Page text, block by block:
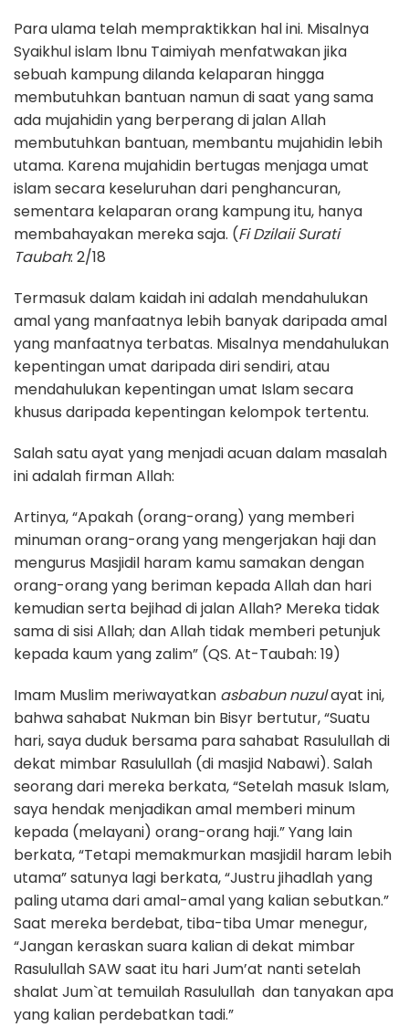
Para ulama telah mempraktikkan hal ini. Misalnya
Syaikhul islam lbnu Taimiyah menfatwakan jika
sebuah kampung dilanda kelaparan hingga
membutuhkan bantuan namun di saat yang sama
ada mujahidin yang berperang di jalan Allah
membutuhkan bantuan, membantu mujahidin lebih
utama. Karena mujahidin bertugas menjaga umat
islam secara keseluruhan dari penghancuran,
sementara kelaparan orang kampung itu, hanya
membahayakan mereka saja. (Fi Dzilaii Surati
Taubah: 2/18
Termasuk dalam kaidah ini adalah mendahulukan
amal yang manfaatnya lebih banyak daripada amal
yang manfaatnya terbatas. Misalnya mendahulukan
kepentingan umat daripada diri sendiri, atau
mendahulukan kepentingan umat Islam secara
khusus daripada kepentingan kelompok tertentu.
Salah satu ayat yang menjadi acuan dalam masalah
ini adalah firman Allah:
Artinya, “Apakah (orang-orang) yang memberi
minuman orang-orang yang mengerjakan haji dan
mengurus Masjidil haram kamu samakan dengan
orang-orang yang beriman kepada Allah dan hari
kemudian serta bejihad di jalan Allah? Mereka tidak
sama di sisi Allah; dan Allah tidak memberi petunjuk
kepada kaum yang zalim” (QS. At-Taubah: 19)
Imam Muslim meriwayatkan asbabun nuzulayat ini,
bahwa sahabat Nukman bin Bisyr bertutur, “Suatu
hari, saya duduk bersama para sahabat Rasulullah di
dekat mimbar Rasulullah (di masjid Nabawi). Salah
seorang dari mereka berkata, “Setelah masuk Islam,
saya hendak menjadikan amal memberi minum
kepada (melayani) orang-orang haji.” Yang lain
berkata, “Tetapi memakmurkan masjidil haram lebih
utama” satunya lagi berkata, “Justru jihadlah yang
paling utama dari amal-amal yang kalian sebutkan.”
Saat mereka berdebat, tiba-tiba Umar menegur,
“Jangan keraskan suara kalian di dekat mimbar
Rasulullah SAW saat itu hari Jum’at nanti setelah
shalat Jum`at temuilah Rasulullah dan tanyakan apa
yang kalian perdebatkan tadi.”